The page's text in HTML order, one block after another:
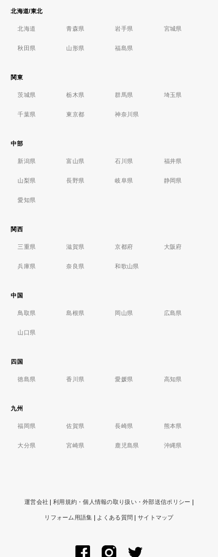
北海道/東北
北海道 青森県 岩手県 宮城県
秋田県 山形県 福島県
関東
茨城県 栃木県 群馬県 埼玉県
千葉県 東京都 神奈川県
中部
新潟県 富山県 石川県 福井県
山梨県 長野県 岐阜県 静岡県
愛知県
関西
三重県 滋賀県 京都府 大阪府
兵庫県 奈良県 和歌山県
中国
鳥取県 島根県 岡山県 広島県
山口県
四国
徳島県 香川県 愛媛県 高知県
九州
福岡県 佐賀県 長崎県 熊本県
大分県 宮崎県 鹿児島県 沖縄県
運営会社 | 利用規約・個人情報の取り扱い・外部送信ポリシー |
リフォーム用語集 | よくある質問 | サイトマップ